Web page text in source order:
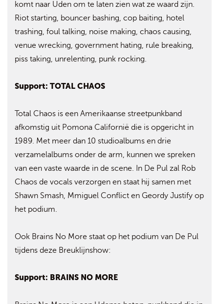
komt naar Uden om te laten zien wat ze waard zijn.
Riot starting, bouncer bashing, cop baiting, hotel
trashing, foul talking, noise making, chaos causing,
venue wrecking, government hating, rule breaking,
piss taking, unrelenting, punk rocking.
Support: TOTAL CHAOS
Total Chaos is een Amerikaanse streetpunkband
afkomstig uit Pomona Californië die is opgericht in
1989. Met meer dan 10 studioalbums en drie
verzamelalbums onder de arm, kunnen we spreken
van een vaste waarde in de scene. In De Pul zal Rob
Chaos de vocals verzorgen en staat hij samen met
Shawn Smash, Mmiguel Conflict en Geordy Justify op
het podium.
Ook Brains No More staat op het podium van De Pul
tijdens deze Breuklijnshow:
Support: BRAINS NO MORE